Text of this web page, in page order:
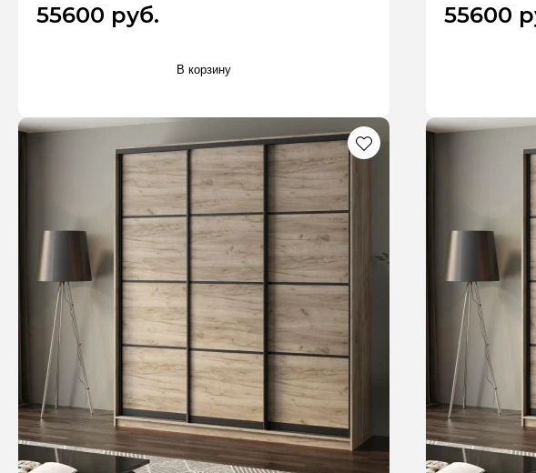
55600 руб.
В корзину
55600